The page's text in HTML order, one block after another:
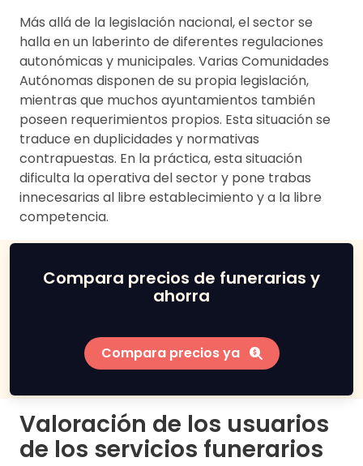
Más allá de la legislación nacional, el sector se
halla en un laberinto de diferentes regulaciones
autonómicas y municipales. Varias Comunidades
Autónomas disponen de su propia legislación,
mientras que muchos ayuntamientos también
poseen requerimientos propios. Esta situación se
traduce en duplicidades y normativas
contrapuestas. En la práctica, esta situación
dificulta la operativa del sector y pone trabas
innecesarias al libre establecimiento y a la libre
competencia.
Compara precios de funerarias y
ahorra
Compara precios ya
Valoración de los usuarios
de los servicios funerarios